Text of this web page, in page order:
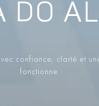
DO
confiance, clarté et
fonctionne.